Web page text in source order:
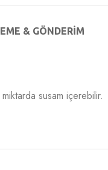
& GÖNDERIM
susam içerebilir.